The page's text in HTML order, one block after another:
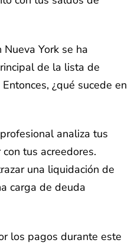
York se ha
de la lista de
¿qué sucede en
analiza tus
tus acreedores.
una liquidación de
carga de deuda
los pagos durante este